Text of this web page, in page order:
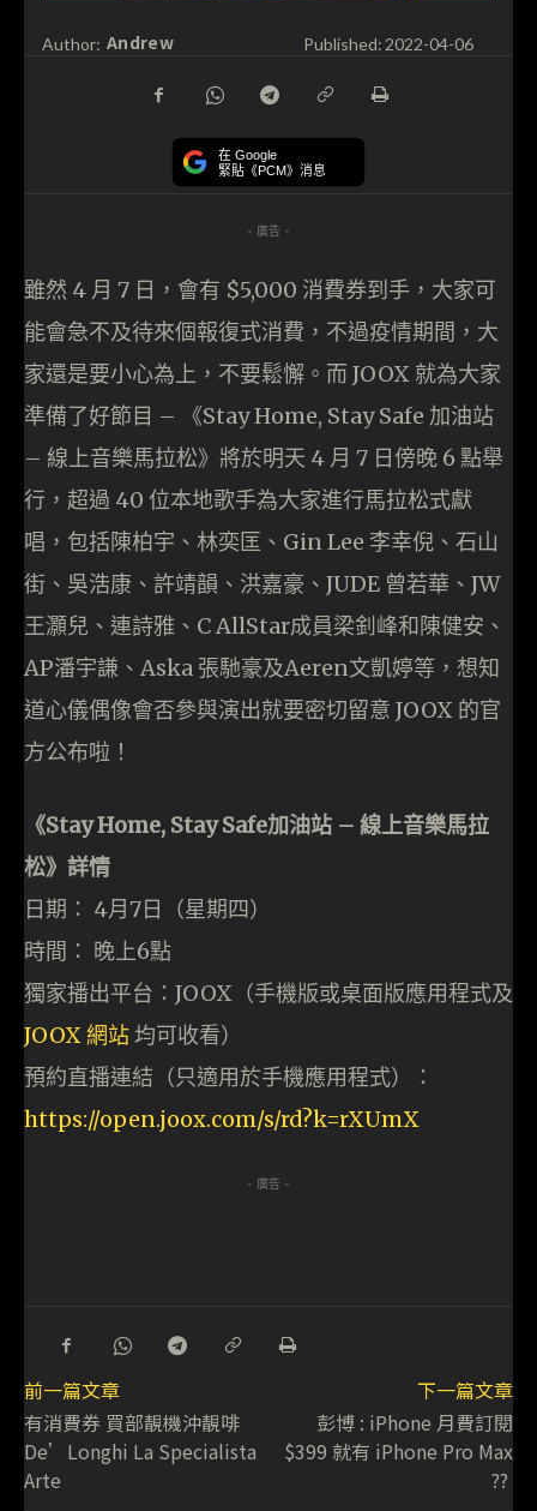
Author: Andrew Published: 2022-04-06
在 Google
緊貼《PCM》消息
- 廣告 -
雖然 4 月 7 日，會有 $5,000 消費券到手，大家可
能會急不及待來個報復式消費，不過疫情期間，大
家還是要小心為上，不要鬆懈。而 JOOX 就為大家
準備了好節目 – 《Stay Home, Stay Safe 加油站
– 線上音樂馬拉松》將於明天 4 月 7 日傍晚 6 點舉
行，超過 40 位本地歌手為大家進行馬拉松式獻
唱，包括陳柏宇、林奕匡、Gin Lee 李幸倪、石山
街、吳浩康、許靖韻、洪嘉豪、JUDE 曾若華、JW
王灝兒、連詩雅、C AllStar成員梁釗峰和陳健安、
AP潘宇謙、Aska 張馳豪及Aeren文凱婷等，想知
道心儀偶像會否參與演出就要密切留意 JOOX 的官
方公布啦！
《Stay Home, Stay Safe加油站 – 線上音樂馬拉
松》詳情
日期： 4月7日（星期四）
時間： 晚上6點
獨家播出平台：JOOX（手機版或桌面版應用程式及
JOOX 網站均可收看）
預約直播連結（只適用於手機應用程式）：
https://open.joox.com/s/rd?k=rXUmX
- 廣告 -
前一篇文章
有消費券 買部靚機沖靚啡
De’Longhi La Specialista
Arte
下一篇文章
彭博 : iPhone 月費訂閱
$399 就有 iPhone Pro Max
??